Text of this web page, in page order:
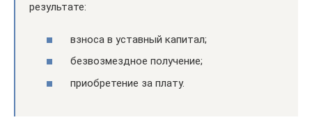
результате:
взноса в уставный капитал;
безвозмездное получение;
приобретение за плату.